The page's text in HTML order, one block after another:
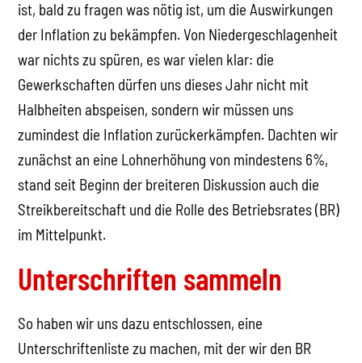
ist, bald zu fragen was nötig ist, um die Auswirkungen
der Inflation zu bekämpfen. Von Niedergeschlagenheit
war nichts zu spüren, es war vielen klar: die
Gewerkschaften dürfen uns dieses Jahr nicht mit
Halbheiten abspeisen, sondern wir müssen uns
zumindest die Inflation zurückerkämpfen. Dachten wir
zunächst an eine Lohnerhöhung von mindestens 6%,
stand seit Beginn der breiteren Diskussion auch die
Streikbereitschaft und die Rolle des Betriebsrates (BR)
im Mittelpunkt.
Unterschriften sammeln
So haben wir uns dazu entschlossen, eine
Unterschriftenliste zu machen, mit der wir den BR